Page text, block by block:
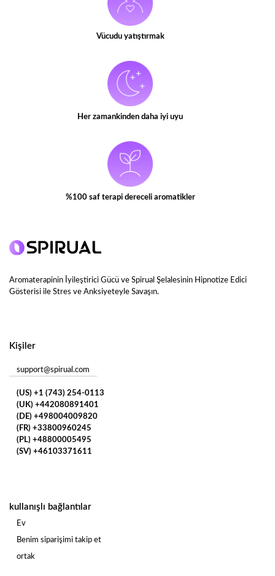
Vücudu yatıştırmak
Her zamankinden daha iyi uyu
%100 saf terapi dereceli aromatikler
Aromaterapinin İyileştirici Gücü ve Spirual Şelalesinin Hipnotize Edici
Gösterisi ile Stres ve Anksiyeteyle Savaşın.
Kişiler
support@spirual.com
(US) +1 (743) 254-0113
(UK) +442080891401
(DE) +498004009820
(FR) +33800960245
(PL) +48800005495
(SV) +46103371611
kullanışlı bağlantılar
Ev
Benim siparişimi takip et
ortak